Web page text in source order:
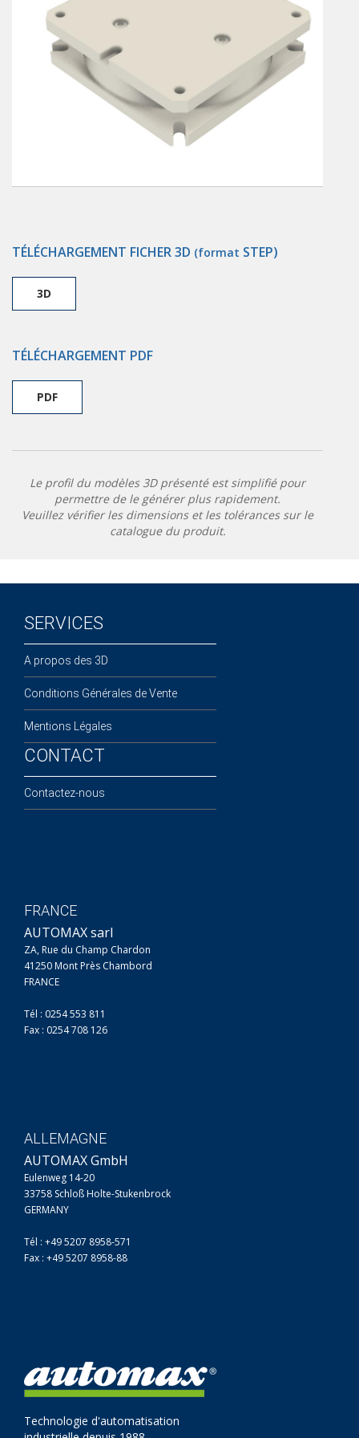
TÉLÉCHARGEMENT FICHER 3D (format STEP)
3D
TÉLÉCHARGEMENT PDF
PDF
Le profil du modèles 3D présenté est simplifié pour
permettre de le générer plus rapidement.
Veuillez vérifier les dimensions et les tolérances sur le
catalogue du produit.
SERVICES
A propos des 3D
Conditions Générales de Vente
Mentions Légales
CONTACT
Contactez-nous
FRANCE
AUTOMAX sarl
ZA, Rue du Champ Chardon
41250 Mont Près Chambord
FRANCE
Tél : 0254 553 811
Fax : 0254 708 126
ALLEMAGNE
AUTOMAX GmbH
Eulenweg 14-20
33758 Schloß Holte-Stukenbrock
GERMANY
Tél : +49 5207 8958-571
Fax : +49 5207 8958-88
Technologie d'automatisation